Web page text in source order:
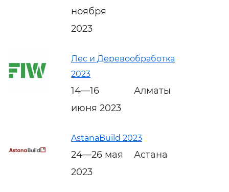
ноября
2023
Лес и Деревообработка
2023
14—16
июня 2023
Алматы
AstanaBuild 2023
24—26 мая
2023
Астана